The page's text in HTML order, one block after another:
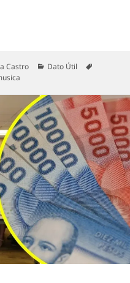
Año Nuevo en grande:
Castro Categorías
Dato Útil